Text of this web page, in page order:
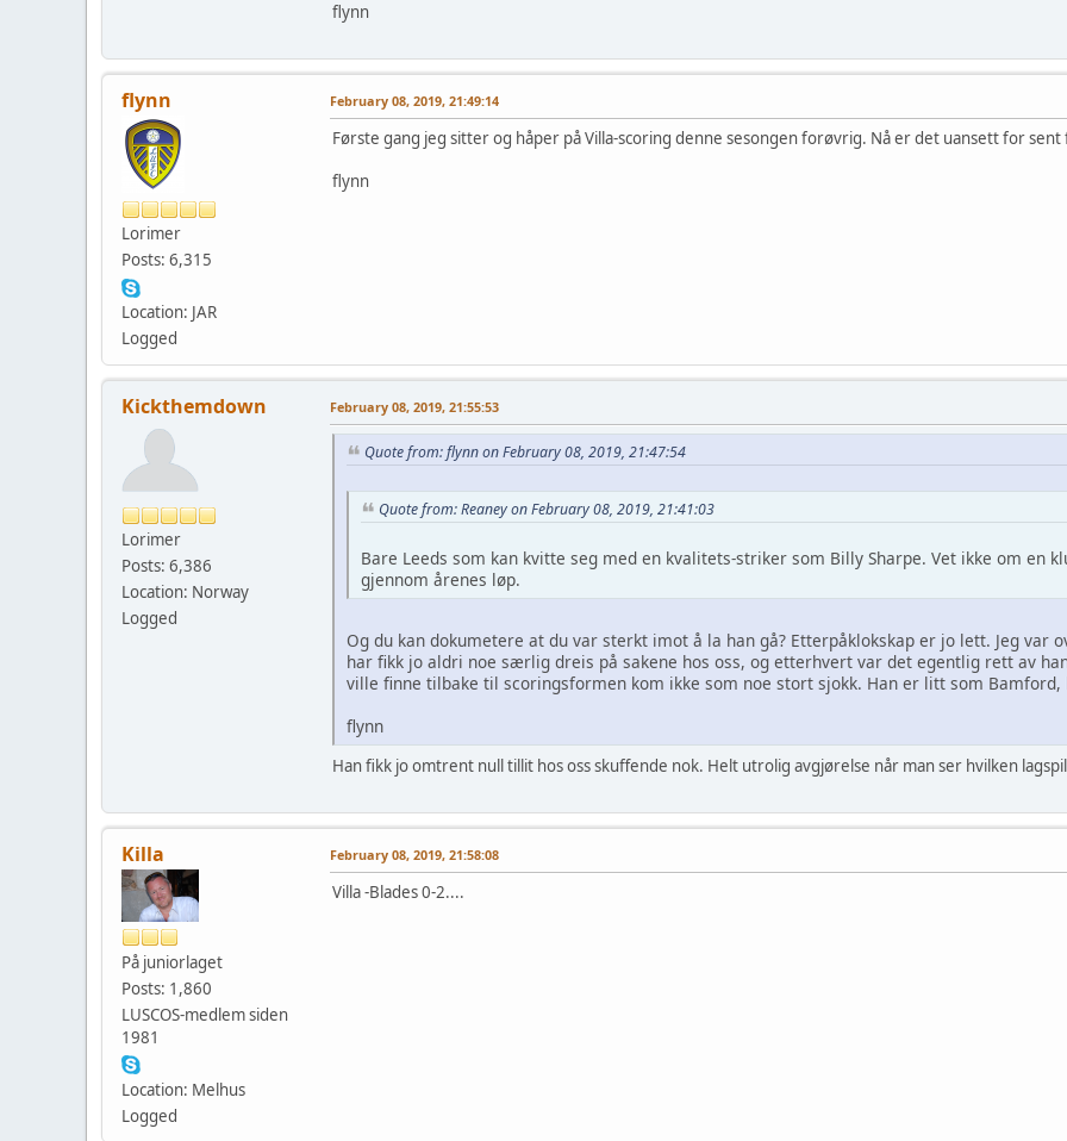
flynn
flynn
Lorimer
Posts: 6,315
Location: JAR
Logged
February 08, 2019, 21:49:14
Første gang jeg sitter og håper på Villa-scoring denne sesongen forøvrig. Nå er det uansett for
flynn
Kickthemdown
Lorimer
Posts: 6,386
Location: Norway
Logged
February 08, 2019, 21:55:53
Quote from: flynn on February 08, 2019, 21:47:54
Quote from: Reaney on February 08, 2019, 21:41:03
Bare Leeds som kan kvitte seg med en kvalitets-striker som Billy Sharpe. Vet ikke om en
gjennom årenes løp.
Og du kan dokumetere at du var sterkt imot å la han gå? Etterpåklokskap er jo lett. Jeg var
har fikk jo aldri noe særlig dreis på sakene hos oss, og etterhvert var det egentlig rett av
ville finne tilbake til scoringsformen kom ikke som noe stort sjokk. Han er litt som
flynn
Han fikk jo omtrent null tillit hos oss skuffende nok. Helt utrolig avgjørelse når man ser hvilken
Killa
På juniorlaget
Posts: 1,860
LUSCOS-medlem siden
1981
Location: Melhus
Logged
February 08, 2019, 21:58:08
Villa -Blades 0-2....